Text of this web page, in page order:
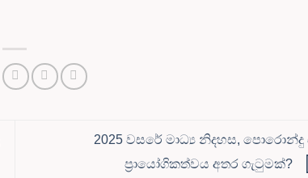
2025 වසරේ මාධ්‍ය නිදහස, පොරොන්දු
ප්‍රායෝගිකත්වය අතර ගැටුමක්?